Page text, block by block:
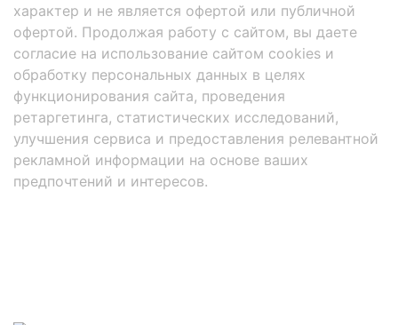
характер и не является офертой или публичной
офертой. Продолжая работу с сайтом, вы даете
согласие на использование сайтом cookies и
обработку персональных данных в целях
функционирования сайта, проведения
ретаргетинга, статистических исследований,
улучшения сервиса и предоставления релевантной
рекламной информации на основе ваших
предпочтений и интересов.